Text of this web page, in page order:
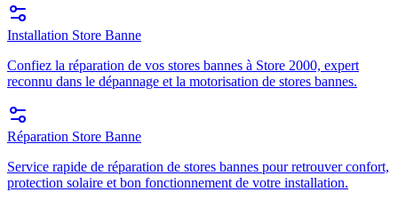
Installation Store Banne
Confiez la réparation de vos stores bannes à Store 2000, expert
reconnu dans le dépannage et la motorisation de stores bannes.
Réparation Store Banne
Service rapide de réparation de stores bannes pour retrouver confort,
protection solaire et bon fonctionnement de votre installation.